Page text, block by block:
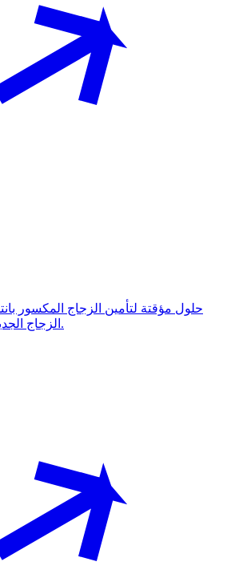
حلول مؤقتة لتأمين الزجاج المكسور
الزجاج الجديد أثناء أعمال الورشات.